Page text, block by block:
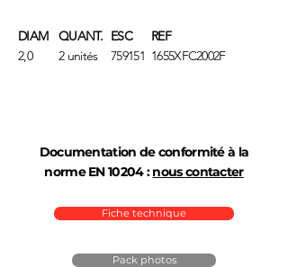
DIAM
2,0
QUANT.
2 unités
ESC
759151
REF
1655XFC2002F
Documentation de conformité à la
norme EN 10204 :nous contacter
Fiche technique
Pack photos